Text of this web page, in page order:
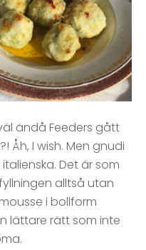
ändå Feeders gått
I wish. Men gnudi
Det är som
alltså utan
i bollform
lättare rätt som inte